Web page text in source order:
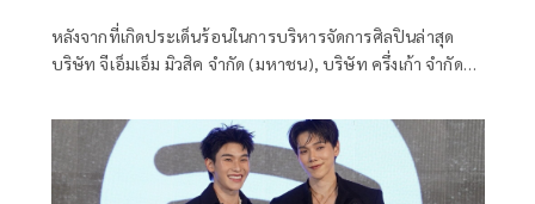
หลังจากที่เกิดประเด็นร้อนในการบริหารจัดการศิลปินล่าสุด
บริษัท จีเอ็มเอ็ม มิวสิค จำกัด (มหาชน), บริษัท ครึ่งเก้า จำกัด
กันแล้ว